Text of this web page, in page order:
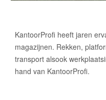
KantoorProfi heeft jaren
magazijnen. Rekken,
transport alsook
hand van KantoorProfi.